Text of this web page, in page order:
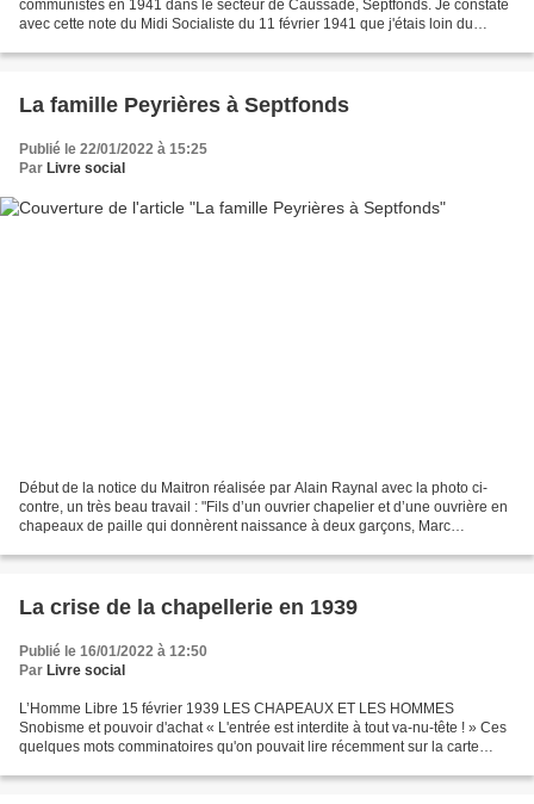
communistes en 1941 dans le secteur de Caussade, Septfonds. Je constate
avec cette note du Midi Socialiste du 11 février 1941 que j'étais loin du
La famille Peyrières à Septfonds
Publié le 22/01/2022 à 15:25
Par Livre social
Début de la notice du Maitron réalisée par Alain Raynal avec la photo ci-
contre, un très beau travail : "Fils d’un ouvrier chapelier et d’une ouvrière en
chapeaux de paille qui donnèrent naissance à deux garçons, Marc
La crise de la chapellerie en 1939
Publié le 16/01/2022 à 12:50
Par Livre social
L’Homme Libre 15 février 1939 LES CHAPEAUX ET LES HOMMES
Snobisme et pouvoir d'achat « L'entrée est interdite à tout va-nu-tête ! » Ces
quelques mots comminatoires qu'on pouvait lire récemment sur la carte